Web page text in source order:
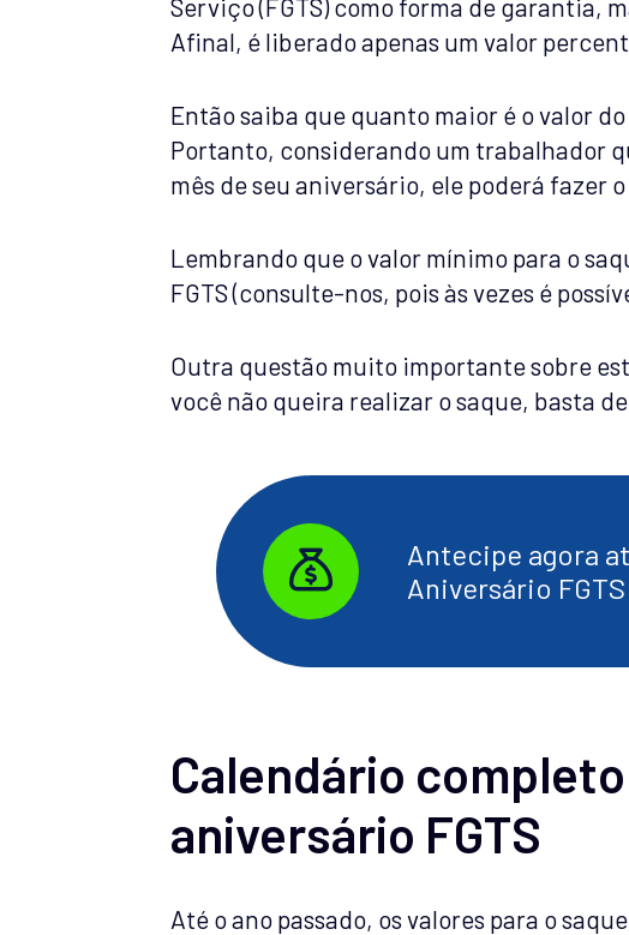
Serviço (FGTS) como forma de garantia,
Afinal, é liberado apenas um valor
Então saiba que quanto maior é o valor
Portanto, considerando um trabalhador
mês de seu aniversário, ele poderá fazer
Lembrando que o valor mínimo para o
FGTS (consulte-nos, pois às vezes é
Outra questão muito importante sobre
você não queira realizar o saque, basta
Antecipe agora
Aniversário FGTS
Calendário
aniversário FGTS
Até o ano passado, os valores para o